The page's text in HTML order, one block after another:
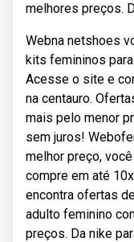
melhores preços.
Webna netshoes
kits femininos
Acesse o site e
na centauro.
mais pelo menor
sem juros!
melhor preço,
compre em até
encontra ofertas
adulto feminino
preços. Da nike